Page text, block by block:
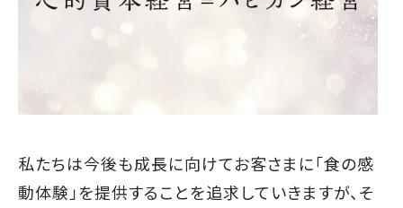
私たちは今後も成長に向けてお客さまに「食の感
動体験」を提供することを追求していきますが、そ